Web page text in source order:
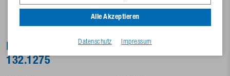
Dichtung 20x20..2655 mm lang für Unterteil
132.1275
Alle Akzeptieren
Datenschutz Impressum